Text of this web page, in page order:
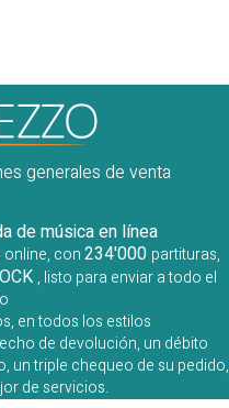
generales de venta
de música en línea
con234'000 partituras,
, listo para enviar a todo el
en todos los estilos
de devolución, un débito
un triple chequeo de su pedido,
de servicios.